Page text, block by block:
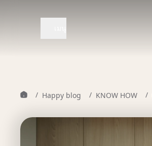
/ Happy blog / KNOW HOW /